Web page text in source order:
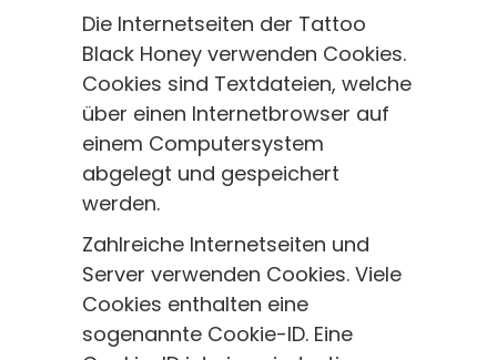
Die Internetseiten der Tattoo
Black Honey verwenden Cookies.
Cookies sind Textdateien, welche
über einen Internetbrowser auf
einem Computersystem
abgelegt und gespeichert
werden.
Zahlreiche Internetseiten und
Server verwenden Cookies. Viele
Cookies enthalten eine
sogenannte Cookie-ID. Eine